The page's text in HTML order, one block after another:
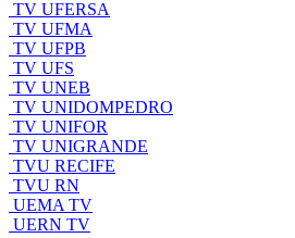
TV UFERSA
TV UFMA
TV UFPB
TV UFS
TV UNEB
TV UNIDOMPEDRO
TV UNIFOR
TV UNIGRANDE
TVU RECIFE
TVU RN
UEMA TV
UERN TV